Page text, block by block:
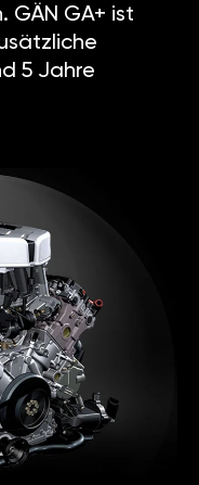
GÄN GA+ ist
5 Jahre